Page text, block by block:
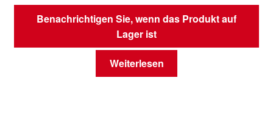
Benachrichtigen Sie, wenn das Produkt auf
Lager ist
Weiterlesen